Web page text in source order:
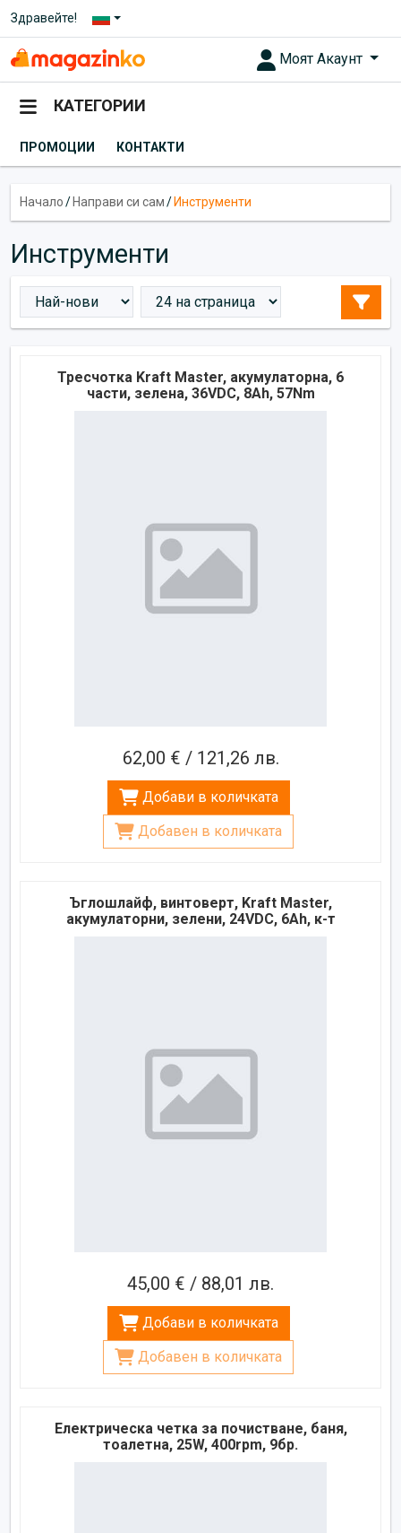
Здравейте!
Моят Акаунт
КАТЕГОРИИ
ПРОМОЦИИ КОНТАКТИ
Начало/ Направи си сам/ Инструменти
Инструменти
Тресчотка Kraft Master, акумулаторна, 6
части, зелена, 36VDC, 8Ah, 57Nm
62,00 € / 121,26 лв.
Добави в количката
Добавен в количката
Ъглошлайф, винтоверт, Kraft Master,
акумулаторни, зелени, 24VDC, 6Ah, к-т
45,00 € / 88,01 лв.
Добави в количката
Добавен в количката
Електрическа четка за почистване, баня,
тоалетна, 25W, 400rpm, 9бр.